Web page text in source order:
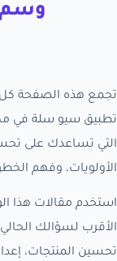
تطبيق سيو سلة في
الأولويات، وفهم
استخدم مقالات هذا
الأقرب لسؤالك
تحسين المنتجات،